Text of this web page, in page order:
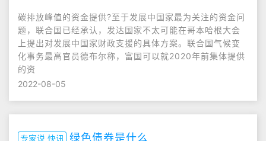
碳排放峰值的资金提供?至于发展中国家最为关注的资金问
题，联合国已经承认，发达国家不太可能在哥本哈根大会
上提出对发展中国家财政支援的具体方案。联合国气候变
化事务最高官员德布尔称，富国可以就2020年前集体提供
的资
2022-08-05
专家说 快讯 绿色债券是什么